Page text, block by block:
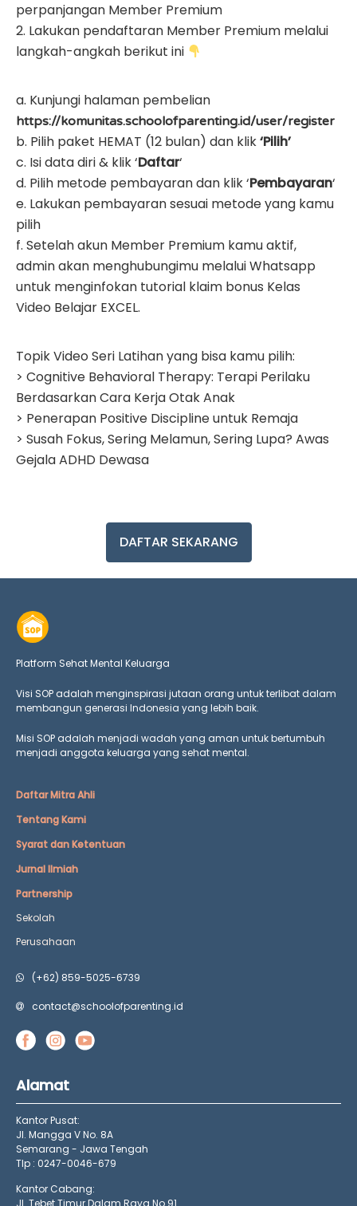
perpanjangan Member Premium
2. Lakukan pendaftaran Member Premium melalui
langkah-angkah berikut ini
a. Kunjungi halaman pembelian
https://komunitas.schoolofparenting.id/user/register
b. Pilih paket HEMAT (12 bulan) dan klik‘Pilih’
c. Isi data diri & klik ‘Daftar‘
d. Pilih metode pembayaran dan klik ‘Pembayaran‘
e. Lakukan pembayaran sesuai metode yang kamu
pilih
f. Setelah akun Member Premium kamu aktif,
admin akan menghubungimu melalui Whatsapp
untuk menginfokan tutorial klaim bonus Kelas
Video Belajar EXCEL.
Topik Video Seri Latihan yang bisa kamu pilih:
> Cognitive Behavioral Therapy: Terapi Perilaku
Berdasarkan Cara Kerja Otak Anak
> Penerapan Positive Discipline untuk Remaja
> Susah Fokus, Sering Melamun, Sering Lupa? Awas
Gejala ADHD Dewasa
DAFTAR SEKARANG
Platform Sehat Mental Keluarga
Visi SOP adalah menginspirasi jutaan orang untuk terlibat dalam
membangun generasi Indonesia yang lebih baik.
Misi SOP adalah menjadi wadah yang aman untuk bertumbuh
menjadi anggota keluarga yang sehat mental.
Daftar Mitra Ahli
Tentang Kami
Syarat dan Ketentuan
Jurnal Ilmiah
Partnership
Sekolah
Perusahaan
(+62) 859-5025-6739
contact@schoolofparenting.id
Alamat
Kantor Pusat:
Jl. Mangga V No. 8A
Semarang - Jawa Tengah
Tlp : 0247-0046-679
Kantor Cabang:
Jl. Tebet Timur Dalam Raya No.91